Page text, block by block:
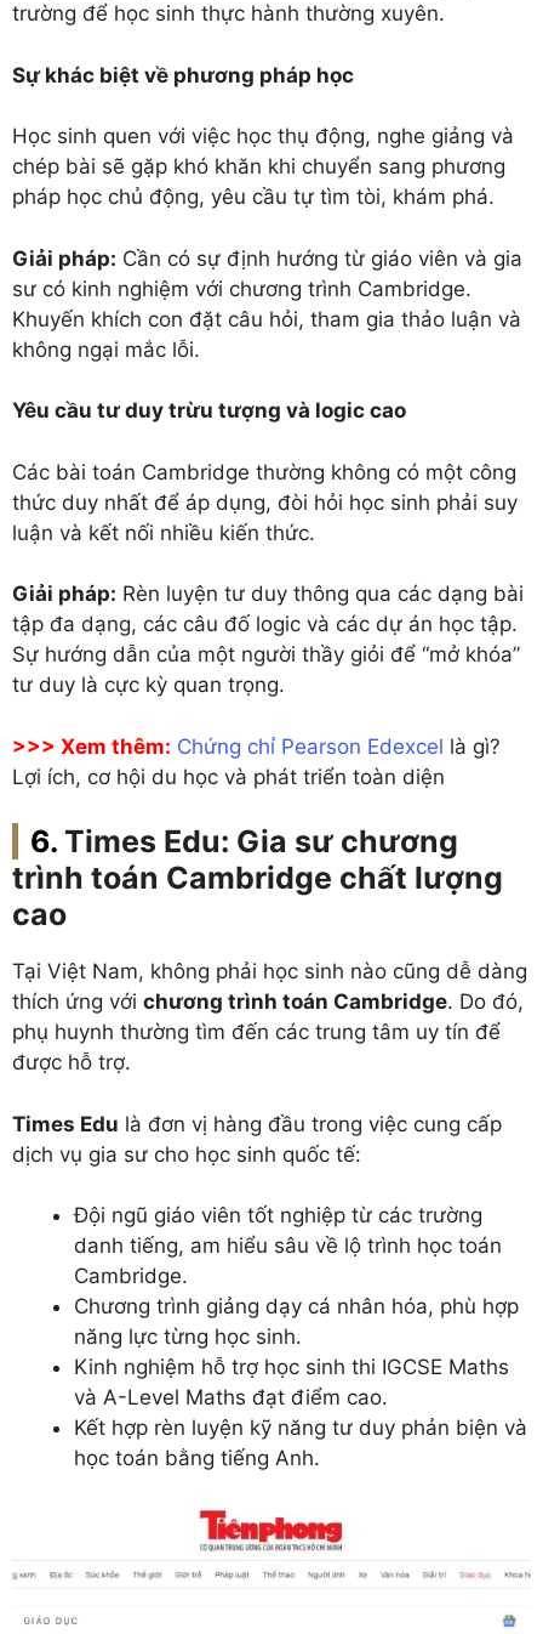
trường để học sinh thực hành thường xuyên.
Sự khác biệt về phương pháp học
Học sinh quen với việc học thụ động, nghe giảng và
chép bài sẽ gặp khó khăn khi chuyển sang phương
pháp học chủ động, yêu cầu tự tìm tòi, khám phá.
Giải pháp: Cần có sự định hướng từ giáo viên và gia
sư có kinh nghiệm với chương trình Cambridge.
Khuyến khích con đặt câu hỏi, tham gia thảo luận và
không ngại mắc lỗi.
Yêu cầu tư duy trừu tượng và logic cao
Các bài toán Cambridge thường không có một công
thức duy nhất để áp dụng, đòi hỏi học sinh phải suy
luận và kết nối nhiều kiến thức.
Giải pháp: Rèn luyện tư duy thông qua các dạng bài
tập đa dạng, các câu đố logic và các dự án học tập.
Sự hướng dẫn của một người thầy giỏi để “mở khóa”
tư duy là cực kỳ quan trọng.
>>> Xem thêm: Chứng chỉ Pearson Edexcel là gì?
Lợi ích, cơ hội du học và phát triển toàn diện
Times Edu: Gia sư chương
trình toán Cambridge chất lượng
cao
Tại Việt Nam, không phải học sinh nào cũng dễ dàng
thích ứng với chương trình toán Cambridge. Do đó,
phụ huynh thường tìm đến các trung tâm uy tín để
được hỗ trợ.
Times Edu là đơn vị hàng đầu trong việc cung cấp
dịch vụ gia sư cho học sinh quốc tế:
Đội ngũ giáo viên tốt nghiệp từ các trường
danh tiếng, am hiểu sâu về lộ trình học toán
Cambridge.
Chương trình giảng dạy cá nhân hóa, phù hợp
năng lực từng học sinh.
Kinh nghiệm hỗ trợ học sinh thi IGCSE Maths
và A-Level Maths đạt điểm cao.
Kết hợp rèn luyện kỹ năng tư duy phản biện và
học toán bằng tiếng Anh.